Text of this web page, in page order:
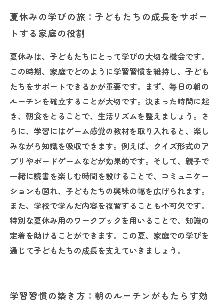
う
夏の特別ワークブックを活用した知識の定着法
楽しく続ける学習習慣のコツ：家庭でできるア
イデア集
子どもたちの成長を実感する夏休み：学習習慣
形成のまとめ
夏休みの学びの旅：子どもたちの成長をサポー
トする家庭の役割
夏休みは、子どもたちにとって学びの大切な機会です。
この時期、家庭でどのように学習習慣を維持し、子ども
たちをサポートできるかが重要です。まず、毎日の朝の
ルーチンを確立することが大切です。決まった時間に起
き、朝食をとることで、生活リズムを整えましょう。さ
らに、学習にはゲーム感覚の教材を取り入れると、楽し
みながら知識を吸収できます。例えば、クイズ形式のア
プリやボードゲームなどが効果的です。そして、親子で
一緒に読書を楽しむ時間を設けることで、コミュニケー
ションも図れ、子どもたちの興味の幅を広げられます。
また、学校で学んだ内容を復習することも不可欠です。
特別な夏休み用のワークブックを用いることで、知識の
定着を助けることができます。この夏、家庭での学びを
通じて子どもたちの成長を支えていきましょう。
学習習慣の築き方：朝のルーチンがもたらす効